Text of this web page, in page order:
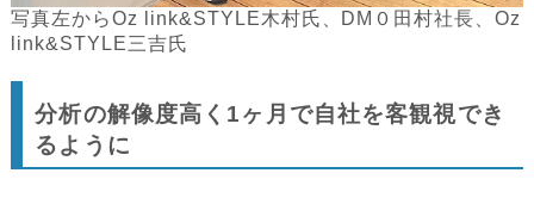
写真左からOz link&STYLE木村氏、DM０田村社長、Oz
link&STYLE三吉氏
分析の解像度高く1ヶ月で自社を客観視でき
るように